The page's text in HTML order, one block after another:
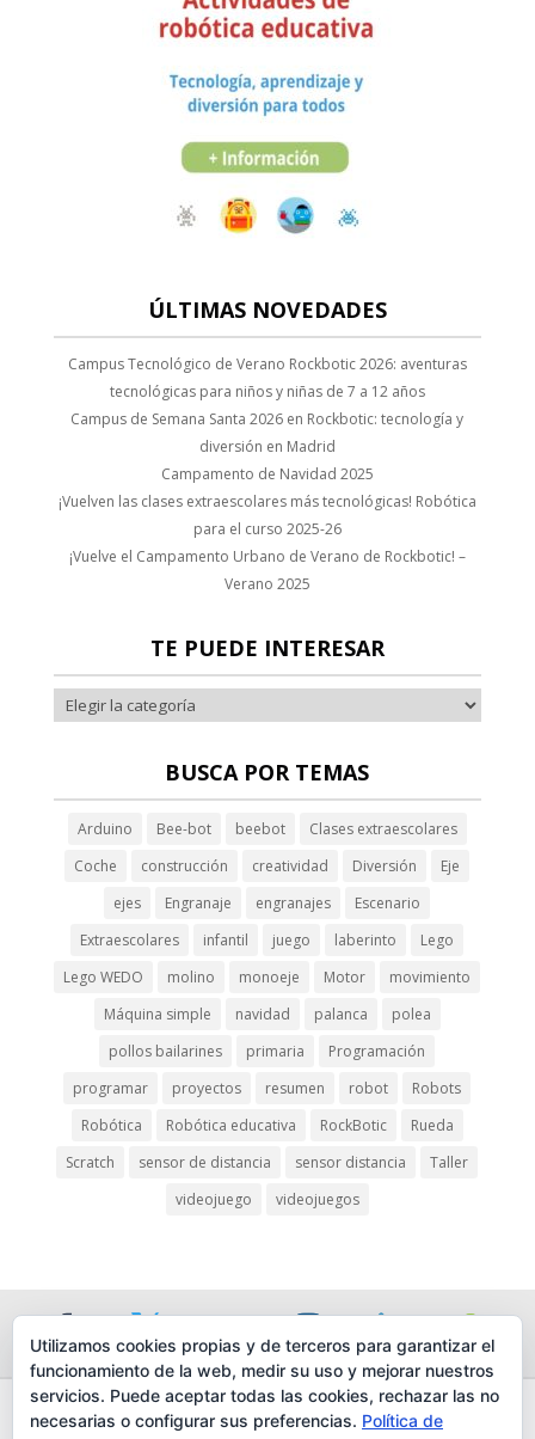
ÚLTIMAS NOVEDADES
Campus Tecnológico de Verano Rockbotic 2026: aventuras
tecnológicas para niños y niñas de 7 a 12 años
Campus de Semana Santa 2026 en Rockbotic: tecnología y
diversión en Madrid
Campamento de Navidad 2025
¡Vuelven las clases extraescolares más tecnológicas! Robótica
para el curso 2025-26
¡Vuelve el Campamento Urbano de Verano de Rockbotic! –
Verano 2025
TE PUEDE INTERESAR
BUSCA POR TEMAS
Arduino Bee-bot beebot
Clases extraescolares
Coche
construcción creatividad Diversión
Eje
ejes
Engranaje engranajes
Escenario
Extraescolares
infantil juego laberinto
Lego
Lego WEDO
molino monoeje Motor
movimiento
Máquina simple
navidad palanca
polea
pollos bailarines
primaria
Programación
programar
proyectos resumen robot
Robots
Robótica
Robótica educativa RockBotic
Rueda
Scratch
sensor de distancia sensor distancia
Taller
videojuego
videojuegos
AVISO LEGAL
Utilizamos cookies propias y de terceros para garantizar el
funcionamiento de la web, medir su uso y mejorar nuestros
servicios. Puede aceptar todas las cookies, rechazar las no
necesarias o configurar sus preferencias. Política de